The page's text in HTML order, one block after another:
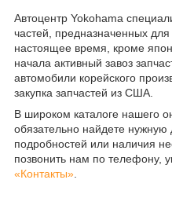
Автоцентр Yokohama
частей, предназначенных
настоящее время, кроме
начала активный завоз
автомобили корейского
закупка запчастей из США.
В широком каталоге нашего
обязательно найдете нужную
подробностей или наличия
позвонить нам по телефону,
«Контакты».